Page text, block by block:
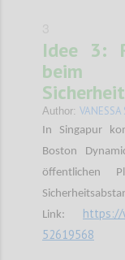
Idee 3:
beim
Author: VANESSA
In Singapur
Boston
öffentlichen
Link: https://
52619568